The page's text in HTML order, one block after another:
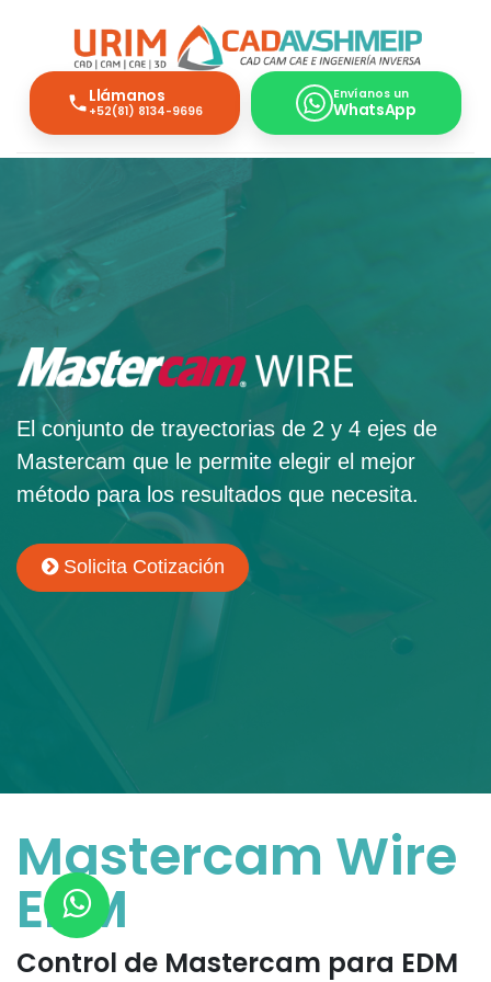
Llámanos
+52(81) 8134-9696
Envíanos un
WhatsApp
El conjunto de trayectorias de 2 y 4 ejes de
Mastercam que le permite elegir el mejor
método para los resultados que necesita.
Solicita Cotización
Mastercam Wire
EDM
Control de Mastercam para EDM